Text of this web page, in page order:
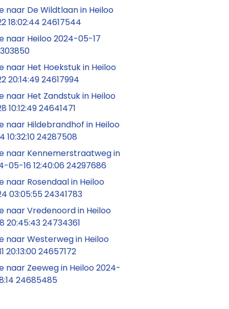
naar De Wildtlaan in Heiloo
18:02:44 24617544
naar Heiloo 2024-05-17
naar Het Hoekstuk in Heiloo
20:14:49 24617994
naar Het Zandstuk in Heiloo
24641471
naar Hildebrandhof in Heiloo
10:32:10 24287508
naar Kennemerstraatweg in
05-16 12:40:06 24297686
naar Rosendaal in Heiloo
03:05:55 24341783
naar Vredenoord in Heiloo
20:45:43 24734361
naar Westerweg in Heiloo
20:13:00 24657172
naar Zeeweg in Heiloo 2024-
24685485